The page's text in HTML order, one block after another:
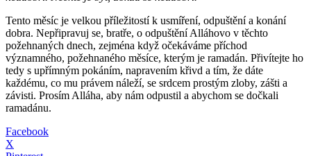
Tento měsíc je velkou příležitostí k usmíření, odpuštění a konání
dobra. Nepřipravuj se, bratře, o odpuštění Alláhovo v těchto
požehnaných dnech, zejména když očekáváme příchod
významného, požehnaného měsíce, kterým je ramadán. Přivítejte ho
tedy s upřímným pokáním, napravením křivd a tím, že dáte
každému, co mu právem náleží, se srdcem prostým zloby, zášti a
závisti. Prosím Alláha, aby nám odpustil a abychom se dočkali
ramadánu.
Facebook
X